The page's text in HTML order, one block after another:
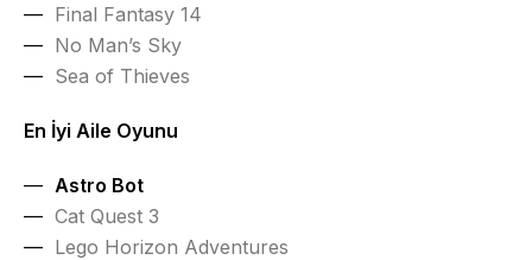
Final Fantasy 14
No Man’s Sky
Sea of Thieves
En İyi Aile Oyunu
Astro Bot
Cat Quest 3
Lego Horizon Adventures